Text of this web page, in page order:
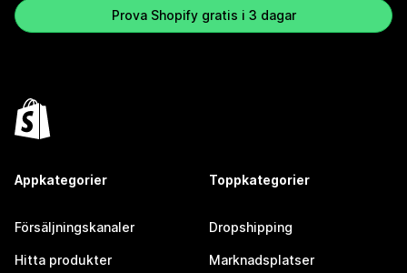
Prova Shopify gratis i 3 dagar
Appkategorier
Försäljningskanaler
Hitta produkter
Toppkategorier
Dropshipping
Marknadsplatser